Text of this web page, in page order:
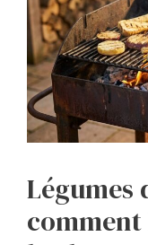
Légumes